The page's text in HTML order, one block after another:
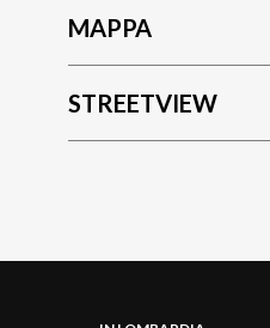
MAPPA
STREETVIEW